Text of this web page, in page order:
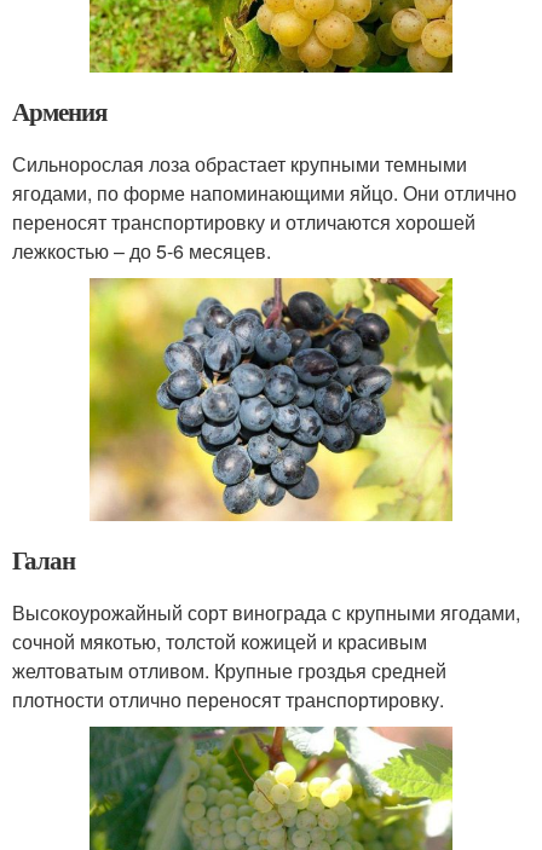
Армения
Сильнорослая лоза обрастает крупными темными
ягодами, по форме напоминающими яйцо. Они отлично
переносят транспортировку и отличаются хорошей
лежкостью – до 5-6 месяцев.
Галан
Высокоурожайный сорт винограда с крупными ягодами,
сочной мякотью, толстой кожицей и красивым
желтоватым отливом. Крупные гроздья средней
плотности отлично переносят транспортировку.